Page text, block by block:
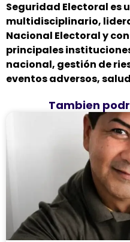
Seguridad Electoral es
multidisciplinario,
Nacional Electoral y
principales
nacional, gestión de
eventos adversos,
Tambien